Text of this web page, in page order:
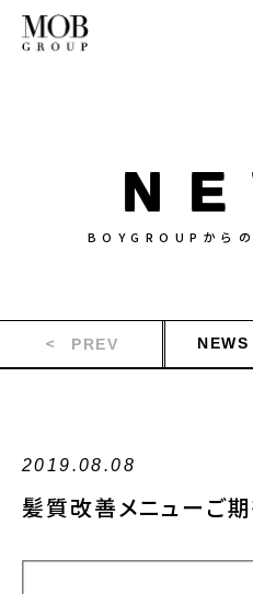
BOYGROUPから
PREV
髪質改善メニューご期
2019.08.08